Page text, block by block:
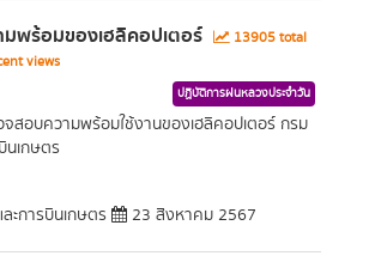
พร้อมของเฮลิคอปเตอร์
13905 total
views
ปฏิบัติการฝนหลวงประจำวัน
สอบความพร้อมใช้งานของเฮลิคอปเตอร์ กรม
นเกษตร
ะการบินเกษตร 23 สิงหาคม 2567